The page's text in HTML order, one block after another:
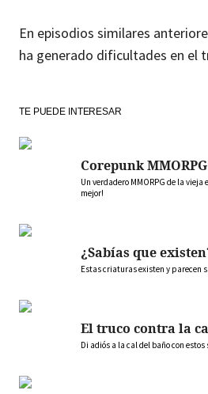
En episodios similares
ha generado dificultades en el
TE PUEDE INTERESAR
Corepunk MMORPG
Un verdadero MMORPG de la vieja
mejor!
¿Sabías que
Estas criaturas existen y parecen
El truco contra la
Di adiós a la cal del baño con